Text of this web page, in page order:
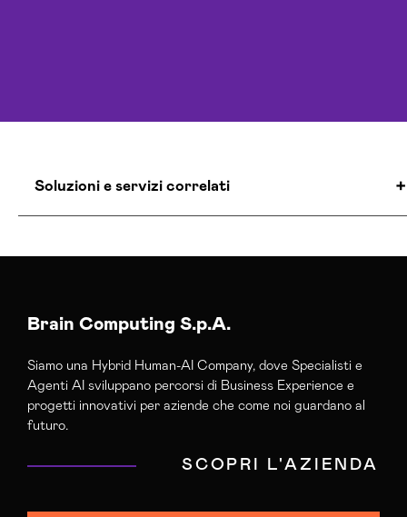
Soluzioni e servizi correlati
Agenzia Google Partner Vibo-valentia
Agenzia Social Media Marketing Vibo-valentia
Agenzia Web Marketing Vibo-valentia
Campagne Adv Social Vibo-valentia
Campagne Display Advertising Vibo-valentia
Brain Computing S.p.A.
Siamo una Hybrid Human-AI Company, dove Specialisti e
Agenti AI sviluppano percorsi di Business Experience e
progetti innovativi per aziende che come noi guardano al
futuro.
SCOPRI L'AZIENDA